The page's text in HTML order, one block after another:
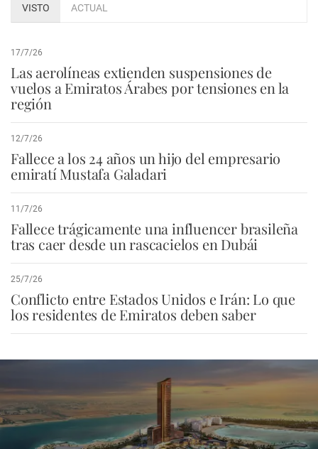
VISTO ACTUAL
17/7/26
Las aerolíneas extienden suspensiones de
vuelos a Emiratos Árabes por tensiones en la
región
12/7/26
Fallece a los 24 años un hijo del empresario
emiratí Mustafa Galadari
11/7/26
Fallece trágicamente una influencer brasileña
tras caer desde un rascacielos en Dubái
25/7/26
Conflicto entre Estados Unidos e Irán: Lo que
los residentes de Emiratos deben saber